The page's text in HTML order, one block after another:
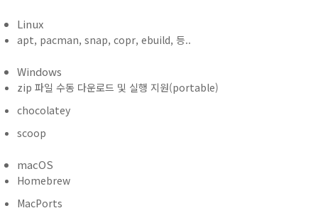
Linux
apt, pacman, snap, copr, ebuild, 등..
Windows
zip 파일 수동 다운로드 및 실행 지원(portable)
chocolatey
scoop
macOS
Homebrew
MacPorts